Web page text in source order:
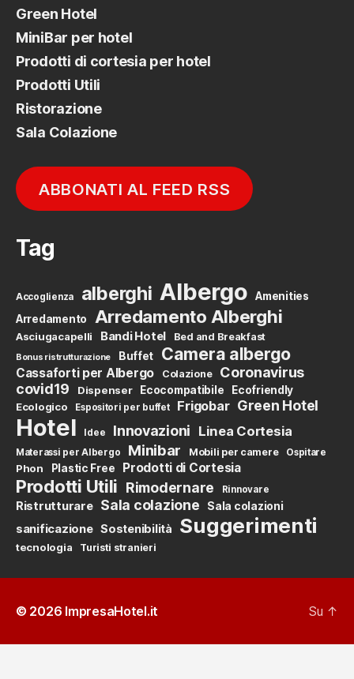
Green Hotel
MiniBar per hotel
Prodotti di cortesia per hotel
Prodotti Utili
Ristorazione
Sala Colazione
ABBONATI AL FEED RSS
Tag
Accoglienza alberghi Albergo
Amenities
Arredamento
Arredamento Alberghi
Asciugacapelli Bandi Hotel Bed and Breakfast
Bonus ristrutturazione Buffet Camera albergo
Cassaforti per Albergo Colazione
Coronavirus
covid19
Dispenser Ecocompatibile
Ecofriendly
Ecologico
Espositori per buffet Frigobar Green Hotel
Hotel Idee Innovazioni Linea Cortesia
Materassi per Albergo Minibar Mobili per camere Ospitare
Phon Plastic Free Prodotti di Cortesia
Prodotti Utili Rimodernare Rinnovare
Ristrutturare Sala colazione Sala colazioni
sanificazione Sostenibilità Suggerimenti
tecnologia Turisti stranieri
© 2026 ImpresaHotel.it Su ↑